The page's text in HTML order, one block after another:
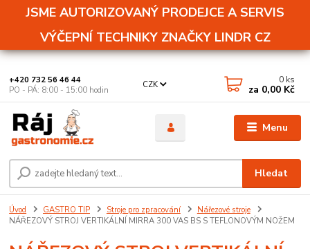
JSME AUTORIZOVANÝ PRODEJCE A SERVIS
VÝČEPNÍ TECHNIKY ZNAČKY LINDR CZ
Menu
CZK
Hledat
+420 732 56 46 44
PO - PÁ: 8:00 - 15:00 hodin
0 ks
za 0,00 Kč
Úvod GASTRO TIP Stroje pro zpracování
Nářezové stroje
NÁŘEZOVÝ STROJ VERTIKÁLNÍ MIRRA 300 VAS BS S TEFLONOVÝM NOŽEM